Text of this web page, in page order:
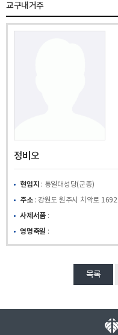
교구내거주
정비오
현임지 : 통일대성당(군종)
주소: 강원도 원주시 치악로 1692
사제서품 :
영명축일 :
목록